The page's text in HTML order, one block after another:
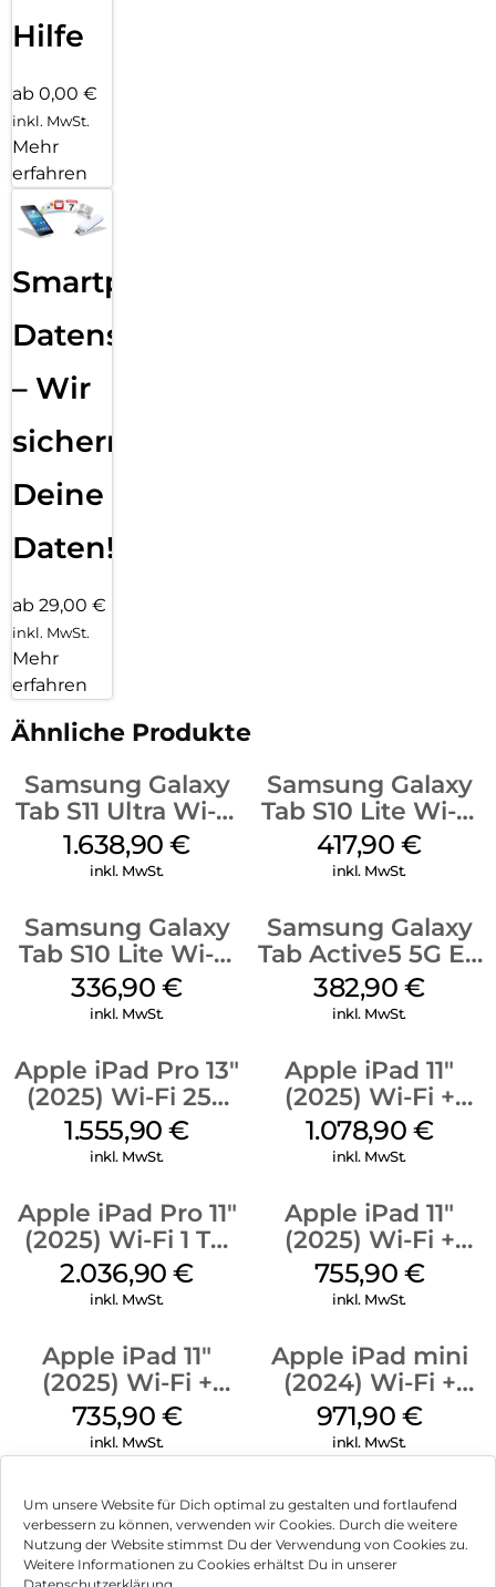
Um unsere Website für Dich optimal zu gestalten und fortlaufend
verbessern zu können, verwenden wir Cookies. Durch die weitere
Nutzung der Website stimmst Du der Verwendung von Cookies zu.
Weitere Informationen zu Cookies erhältst Du in unserer
Hilfe
ab 0,00 €
inkl. MwSt.
Mehr
erfahren
Smartphone
Datensicherung
– Wir
sichern
Deine
Daten!
ab 29,00 €
inkl. MwSt.
Mehr
erfahren
Ähnliche Produkte
Samsung Galaxy
Tab S11 Ultra Wi-Fi
512 GB Gray
1.638,90€
inkl. MwSt.
Samsung Galaxy
Tab S10 Lite Wi-Fi
256 GB Silver
417,90€
inkl. MwSt.
Samsung Galaxy
Tab S10 Lite Wi-Fi
128 GB Silver
336,90€
inkl. MwSt.
Samsung Galaxy
Tab Active5 5G EE
128 GB Black
382,90€
inkl. MwSt.
Apple iPad Pro 13″
(2025) Wi-Fi 256
GB Standardglas
Space Schwarz
1.555,90€
inkl. MwSt.
Apple iPad 11″
(2025) Wi-Fi +
Cellular 512 GB
Gelb
1.078,90 €
inkl. MwSt.
Apple iPad Pro 11″
(2025) Wi-Fi 1 TB
Nanotexturglas
Silber
2.036,90€
inkl. MwSt.
Apple iPad 11″
(2025) Wi-Fi +
Cellular 256 GB
Pink
755,90 €
inkl. MwSt.
Apple iPad 11″
(2025) Wi-Fi +
Cellular 128 GB
Silber
735,90 €
inkl. MwSt.
Apple iPad mini
(2024) Wi-Fi +
Cellular 128 GB
Space Grau
971,90 €
inkl. MwSt.
Impressum